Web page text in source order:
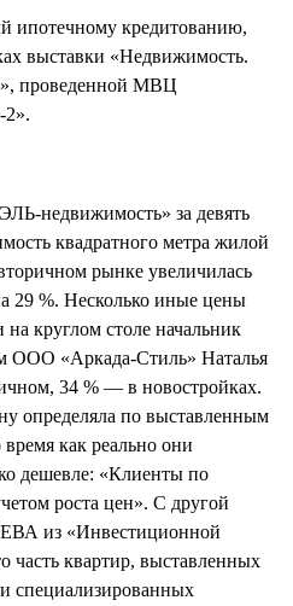
ипотечному кредитованию,
выставки «Недвижимость.
проведенной МВЦ
2».
недвижимость» за девять
квадратного метра жилой
рынке увеличилась
29 %. Несколько иные цены
круглом столе начальник
ООО «Аркада-Стиль» Наталья
34 % — в новостройках.
определяла по выставленным
как реально они
дешевле: «Клиенты по
роста цен». С другой
из «Инвестиционной
часть квартир, выставленных
специализированных